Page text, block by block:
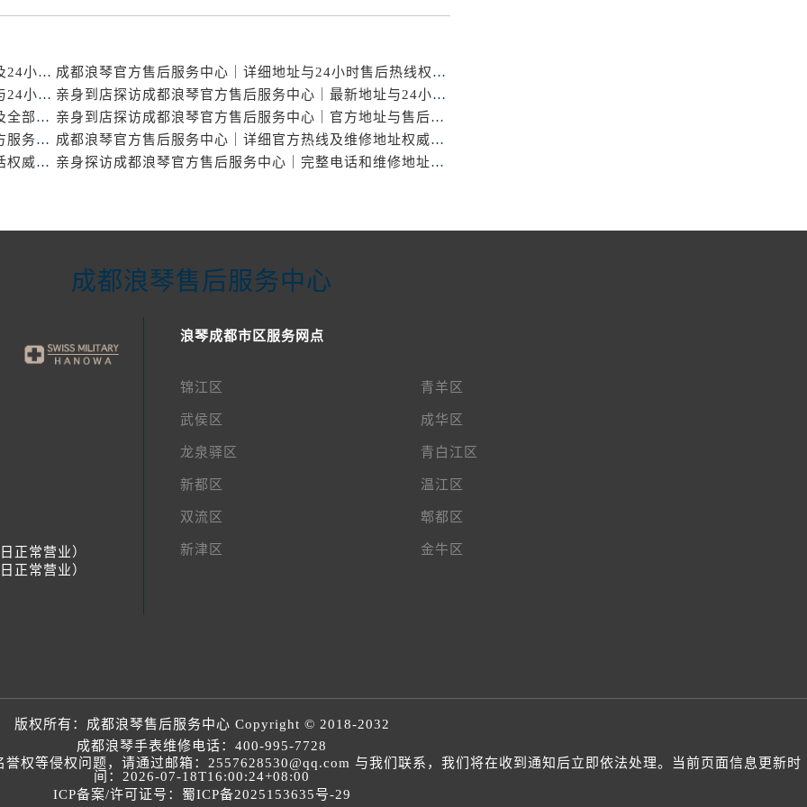
亲身到店探访成都浪琴官方售后服务中心｜服务电话及24小时维修地址（2026年7月最新）
成都浪琴官方售后服务中心｜详细地址与24小时售后热线权威信息公示（2026年7月最新）
亲身探访成都浪琴官方售后服务中心｜全新官方地址与24小时热线（2026年7月最新）
亲身到店探访成都浪琴官方售后服务中心｜最新地址与24小时服务电话（2026年7月最新）
亲身到店探访成都浪琴官方售后服务中心｜服务热线及全部网点地址（2026年7月最新）
亲身到店探访成都浪琴官方售后服务中心｜官方地址与售后服务电话（2026年7月最新）
亲身到店探访成都浪琴官方售后服务中心｜地址与官方服务热线（2026年7月最新）
成都浪琴官方售后服务中心｜详细官方热线及维修地址权威信息公示（2026年7月最新）
成都浪琴官方售后服务中心｜详细地址及售后服务电话权威信息公示（2026年7月最新）
亲身探访成都浪琴官方售后服务中心｜完整电话和维修地址（2026年7月最新）
成都浪琴售后服务中心
正常营业）
正常营业）
浪琴成都市区服务网点
锦江区 青羊区
武侯区 成华区
龙泉驿区 青白江区
新都区 温江区
双流区 郫都区
新津区 金牛区
版权所有： 成都浪琴售后服务中心 Copyright © 2018-2032
成都浪琴手表维修电话： 400-995-7728
权等侵权问题，请通过邮箱：2557628530@qq.com 与我们联系，我们将在收到通知后立即依法处理。当前页面信息更新时
间：2026-07-18T16:00:24+08:00
ICP备案/许可证号：蜀ICP备2025153635号-29